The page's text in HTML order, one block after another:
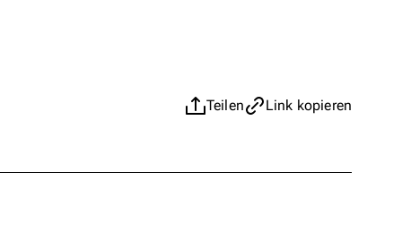
Teilen Link kopieren